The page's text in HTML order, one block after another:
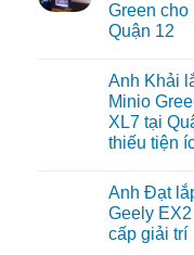
Green
Quận 12
bình
luận
ở
Anh
Tấn
lắp
Minio
Green
cho
Honda
Anh Khải
Minio
XL7 tại
thiếu tiện
bình
luận
ở
Anh
Anh Đạt
Geely
cấp giải trí